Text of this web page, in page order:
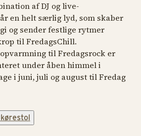
af DJ og live-
en helt særlig lyd, som skaber
og sender festlige rytmer
til FredagsChill.
til Fredagsrock er
under åben himmel i
i juni, juli og august til Fredag